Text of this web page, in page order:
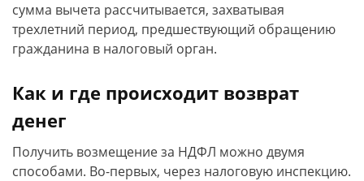
сумма вычета рассчитывается, захватывая
трехлетний период, предшествующий обращению
гражданина в налоговый орган.
Как и где происходит возврат
денег
Получить возмещение за НДФЛ можно двумя
способами. Во-первых, через налоговую инспекцию.